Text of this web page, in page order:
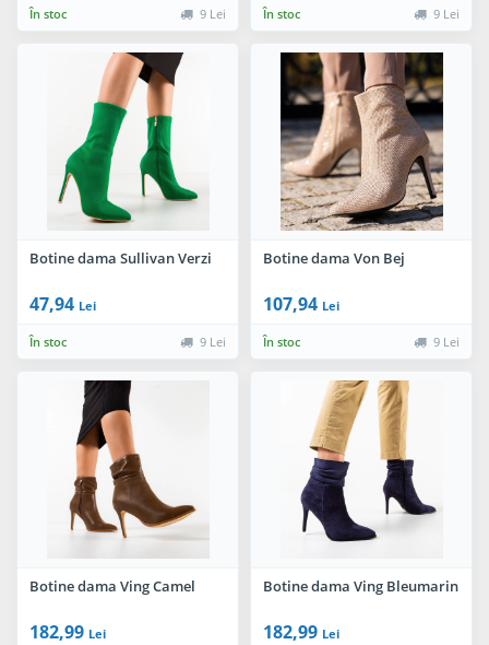
În stoc 9 Lei În stoc 9 Lei
Botine dama Sullivan Verzi
47,94 Lei
În stoc 9 Lei
Botine dama Von Bej
107,94 Lei
În stoc 9 Lei
Botine dama Ving Camel
182,99 Lei
Botine dama Ving Bleumarin
182,99 Lei